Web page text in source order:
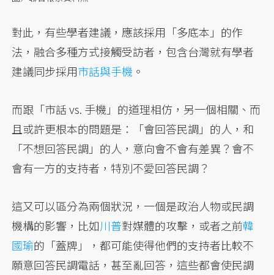
對此，有些學者建議，應該採用「多底本」的作
法，融合多種方式接觸受訪者，包含台灣就有學者
建議同步採用市話與手機 。
而跟「市話 vs. 手機」的道理相仿，另一個相關、而
且或許更根本的問題是：「會回答民調」的人，和
「不想回答民調」的人，意向會不會有差異？會不
會有一方的支持者，特別不愛回答民調？
這又可以區分為兩個狀況，一個是政治人物或民調
機構的影響，比如川普對媒體的攻擊，或者之前韓
國瑜的「蓋牌」，都可能使得他們的支持者比較不
願意回答民調電話，甚至亂回答，這些都會使民調